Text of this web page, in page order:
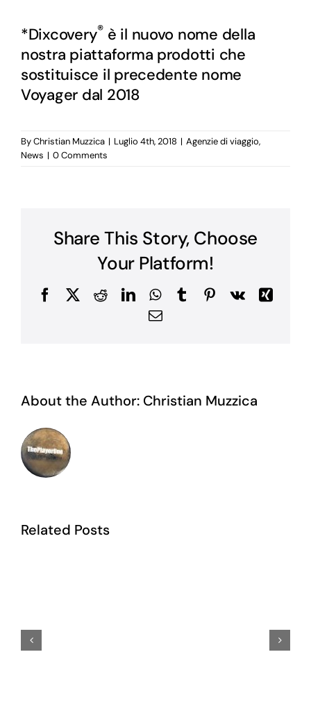
*Dixcovery® è il nuovo nome della
nostra piattaforma prodotti che
sostituisce il precedente nome
Voyager dal 2018
ByChristian Muzzica | Luglio 4th, 2018 | Agenzie di viaggio,
News | 0 Comments
Share This Story, Choose
Your Platform!
FacebookRedditLinkedInWhatsApp
TumblrPinterest
Vk
Xing
Email
About the Author: Christian Muzzica
Related Posts